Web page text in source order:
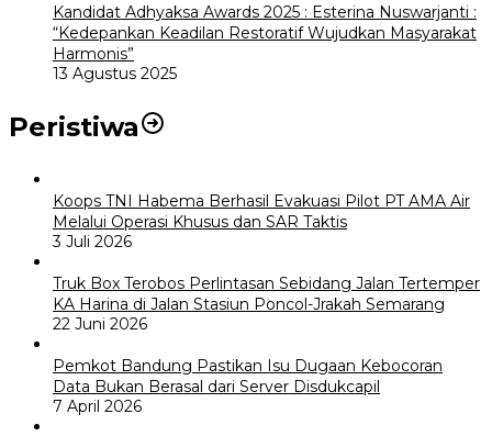
Kandidat Adhyaksa Awards 2025 : Esterina Nuswarjanti :
“Kedepankan Keadilan Restoratif Wujudkan Masyarakat
Harmonis”
13 Agustus 2025
Peristiwa
Koops TNI Habema Berhasil Evakuasi Pilot PT AMA Air
Melalui Operasi Khusus dan SAR Taktis
3 Juli 2026
Truk Box Terobos Perlintasan Sebidang Jalan Tertemper
KA Harina di Jalan Stasiun Poncol-Jrakah Semarang
22 Juni 2026
Pemkot Bandung Pastikan Isu Dugaan Kebocoran
Data Bukan Berasal dari Server Disdukcapil
7 April 2026